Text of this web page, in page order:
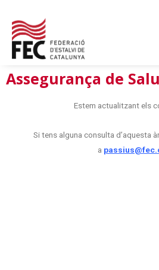
Assegurança de
Estem actualitzant els
Si tens alguna consulta d’aquesta
a